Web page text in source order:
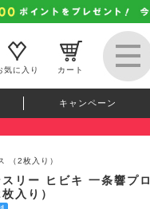
気に入り カート
キャンペーン
（2枚入り）
リー ヒビキ 一条響プロ
入り）